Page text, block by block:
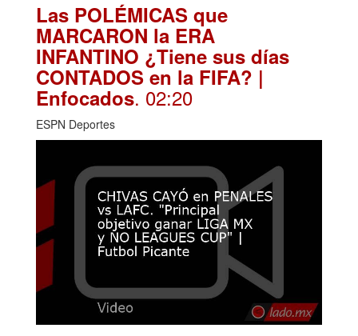
Las POLÉMICAS que
MARCARON la ERA
INFANTINO ¿Tiene sus días
CONTADOS en la FIFA? |
Enfocados. 02:20
ESPN Deportes